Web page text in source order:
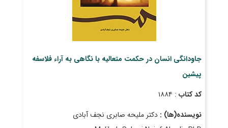
جاودانگی انسان در حکمت متعالیه با نگاهی به آراء فلاسفه
پیشین
کد کتاب : ۱۸۸۴
نویسنده(ها) : دکتر ملیحه صابری نجف آبادی